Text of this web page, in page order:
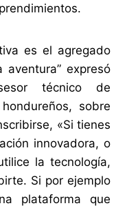
es el agregado
expresó
técnico de
sobre
«Si tienes
innovadora, o
la tecnología,
Si por ejemplo
plataforma que